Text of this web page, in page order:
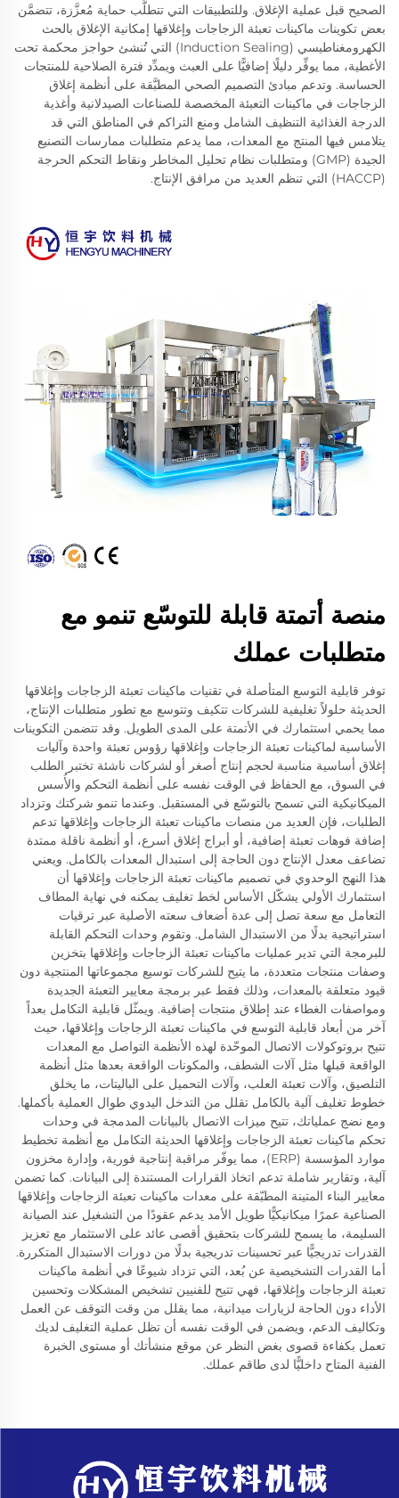
الصحيح قبل عملية الإغلاق. وللتطبيقات التي تتطلَّب حماية مُعزَّزة، تتضمَّن
بعض تكوينات ماكينات تعبئة الزجاجات وإغلاقها إمكانية الإغلاق بالحث
الكهرومغناطيسي (Induction Sealing) التي تُنشئ حواجز محكمة تحت
الأغطية، مما يوفِّر دليلًا إضافيًّا على العبث ويمدِّد فترة الصلاحية للمنتجات
الحساسة. وتدعم مبادئ التصميم الصحي المطبَّقة على أنظمة إغلاق
الزجاجات في ماكينات التعبئة المخصصة للصناعات الصيدلانية وأغذية
الدرجة الغذائية التنظيف الشامل ومنع التراكم في المناطق التي قد
يتلامس فيها المنتج مع المعدات، مما يدعم متطلبات ممارسات التصنيع
الجيدة (GMP) ومتطلبات نظام تحليل المخاطر ونقاط التحكم الحرجة
(HACCP) التي تنظم العديد من مرافق الإنتاج.
منصة أتمتة قابلة للتوسّع تنمو مع
متطلبات عملك
توفر قابلية التوسع المتأصلة في تقنيات ماكينات تعبئة الزجاجات وإغلاقها
الحديثة حلولاً تغليفية للشركات تتكيف وتتوسع مع تطور متطلبات الإنتاج،
مما يحمي استثمارك في الأتمتة على المدى الطويل. وقد تتضمن التكوينات
الأساسية لماكينات تعبئة الزجاجات وإغلاقها رؤوس تعبئة واحدة وآليات
إغلاق أساسية مناسبة لحجم إنتاج أصغر أو لشركات ناشئة تختبر الطلب
في السوق، مع الحفاظ في الوقت نفسه على أنظمة التحكم والأُسس
الميكانيكية التي تسمح بالتوسّع في المستقبل. وعندما تنمو شركتك وتزداد
الطلبات، فإن العديد من منصات ماكينات تعبئة الزجاجات وإغلاقها تدعم
إضافة فوهات تعبئة إضافية، أو أبراج إغلاق أسرع، أو أنظمة ناقلة ممتدة
تضاعف معدل الإنتاج دون الحاجة إلى استبدال المعدات بالكامل. ويعني
هذا النهج الوحدوي في تصميم ماكينات تعبئة الزجاجات وإغلاقها أن
استثمارك الأولي يشكّل الأساس لخط تغليف يمكنه في نهاية المطاف
التعامل مع سعة تصل إلى عدة أضعاف سعته الأصلية عبر ترقيات
استراتيجية بدلًا من الاستبدال الشامل. وتقوم وحدات التحكم القابلة
للبرمجة التي تدير عمليات ماكينات تعبئة الزجاجات وإغلاقها بتخزين
وصفات منتجات متعددة، ما يتيح للشركات توسيع مجموعاتها المنتجية دون
قيود متعلقة بالمعدات، وذلك فقط عبر برمجة معايير التعبئة الجديدة
ومواصفات الغطاء عند إطلاق منتجات إضافية. ويمثّل قابلية التكامل بعداً
آخر من أبعاد قابلية التوسع في ماكينات تعبئة الزجاجات وإغلاقها، حيث
تتيح بروتوكولات الاتصال الموحّدة لهذه الأنظمة التواصل مع المعدات
الواقعة قبلها مثل آلات الشطف، والمكونات الواقعة بعدها مثل أنظمة
التلصيق، وآلات تعبئة العلب، وآلات التحميل على الباليتات، ما يخلق
خطوط تغليف آلية بالكامل تقلل من التدخل اليدوي طوال العملية بأكملها.
ومع نضج عملياتك، تتيح ميزات الاتصال بالبيانات المدمجة في وحدات
تحكم ماكينات تعبئة الزجاجات وإغلاقها الحديثة التكامل مع أنظمة تخطيط
موارد المؤسسة (ERP)، مما يوفّر مراقبة إنتاجية فورية، وإدارة مخزون
آلية، وتقارير شاملة تدعم اتخاذ القرارات المستندة إلى البيانات. كما تضمن
معايير البناء المتينة المطبّقة على معدات ماكينات تعبئة الزجاجات وإغلاقها
الصناعية عمرًا ميكانيكيًّا طويل الأمد يدعم عقودًا من التشغيل عند الصيانة
السليمة، ما يسمح للشركات بتحقيق أقصى عائد على الاستثمار مع تعزيز
القدرات تدريجيًّا عبر تحسينات تدريجية بدلًا من دورات الاستبدال المتكررة.
أما القدرات التشخيصية عن بُعد، التي تزداد شيوعًا في أنظمة ماكينات
تعبئة الزجاجات وإغلاقها، فهي تتيح للفنيين تشخيص المشكلات وتحسين
الأداء دون الحاجة لزيارات ميدانية، مما يقلل من وقت التوقف عن العمل
وتكاليف الدعم، ويضمن في الوقت نفسه أن تظل عملية التغليف لديك
تعمل بكفاءة قصوى بغض النظر عن موقع منشأتك أو مستوى الخبرة
الفنية المتاح داخليًّا لدى طاقم عملك.